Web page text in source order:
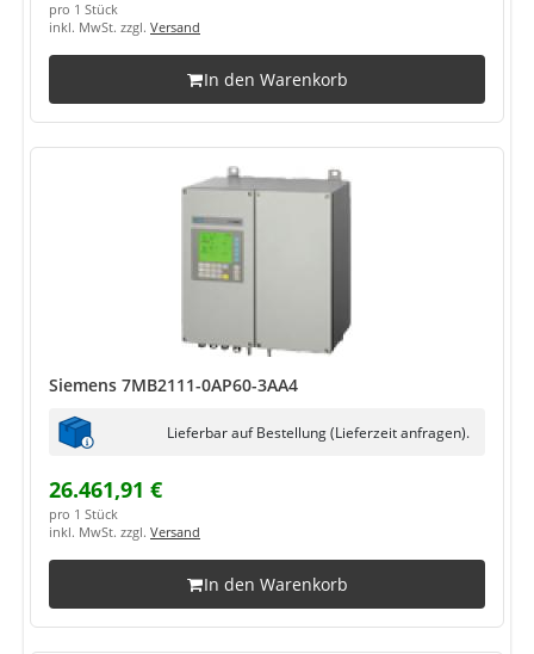
pro 1 Stück
inkl. MwSt. zzgl. Versand
In den Warenkorb
Siemens 7MB2111-0AP60-3AA4
Lieferbar auf Bestellung (Lieferzeit anfragen).
26.461,91 €
pro 1 Stück
inkl. MwSt. zzgl. Versand
In den Warenkorb